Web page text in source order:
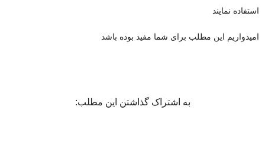
استفاده نمایند
امیدواریم این مطلب برای شما مفید بوده باشد
به اشتراک گذاشتن این مطلب: